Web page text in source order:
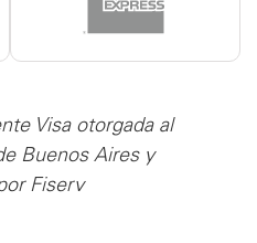
Visa otorgada al
Buenos Aires y
Fiserv